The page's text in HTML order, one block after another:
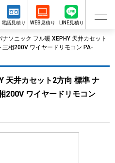
電話見積り WEB見積り LINE見積り
ナソニック フル暖 XEPHY 天井カセット
相200V ワイヤードリモコン PA-
天井カセット2方向 標準 ナ
200V ワイヤードリモコン